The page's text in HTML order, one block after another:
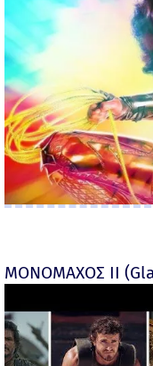
ΜΟΝΟΜΑΧΟΣ ΙΙ